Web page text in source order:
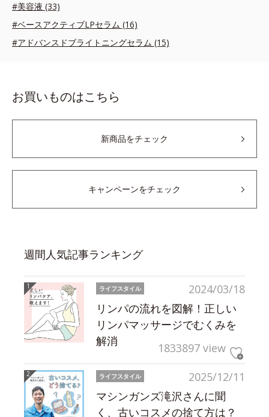
#美容液 (33)
#ベースアクティブLPセラム (16)
#アドバンスドブライトニングセラム (15)
お買いものはこちら
新商品をチェック
キャンペーンをチェック
週間人気記事ランキング
2024/03/18
ライフスタイル
リンパの流れを図解！正しい
リンパマッサージでむくみを
解消
1833897 view
2025/12/11
ライフスタイル
マシンガンズ滝沢さんに聞
く、古いコスメの捨て方は？